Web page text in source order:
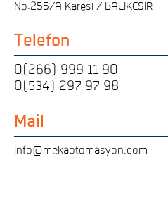
No:255/A Karesi / BALIKESİR
Telefon
0(266) 999 11 90
0(534) 297 97 98
Mail
info@mekaotomasyon.com